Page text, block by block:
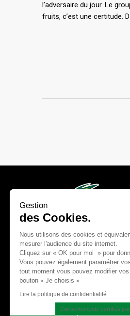
l’adversaire du jour. Le
fruits, c’est une certitude.
PLAISIR,
ENJEU
AU SERVICE DU
Gestion
des Cookies.
Nous utilisons des cookies et
mesurer l'audience du site internet.
Cliquez sur « OK pour moi » pour
Vous pouvez également paramétrer
tout moment vous pouvez modifier
bouton « Je choisis »
Lire la politique de confidentialité
Consentements certifiés par